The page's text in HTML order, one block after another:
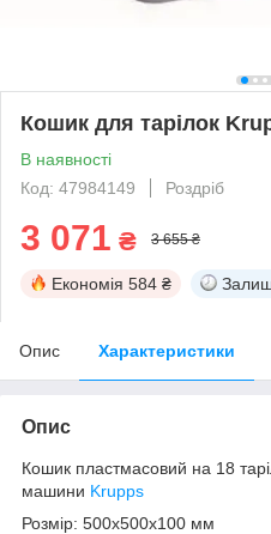
Кошик для тарілок
В наявності
Код: 47984149
Роздріб
3 071 ₴ 3 655 ₴
Економія 584 ₴
Опис Характеристики
Опис
Кошик пластмасовий на 18
машини Krupps
Розмір: 500х500х100 мм